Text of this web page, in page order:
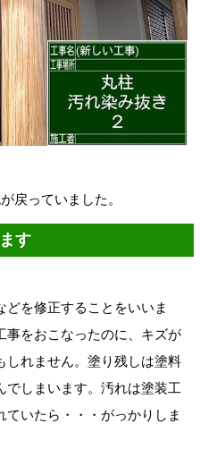
戻っていました。
す
を修正することをいいま
事をおこなったのに、キズが
れません。 塗り残しは塗料
でしまいます。汚れは塗装工
いたら・・・がっかりしま